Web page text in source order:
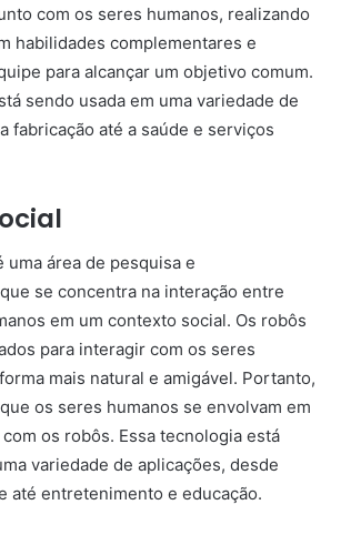
com os seres humanos, realizando
habilidades complementares e
para alcançar um objetivo comum.
sendo usada em uma variedade de
fabricação até a saúde e serviços
uma área de pesquisa e
se concentra na interação entre
em um contexto social. Os robôs
para interagir com os seres
mais natural e amigável. Portanto,
os seres humanos se envolvam em
os robôs. Essa tecnologia está
variedade de aplicações, desde
até entretenimento e educação.